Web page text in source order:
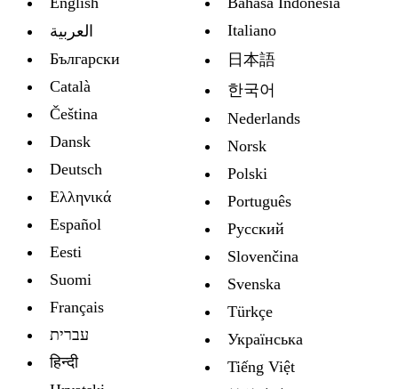
العربية
Български
Català
Čeština
Dansk
Deutsch
Ελληνικά
Español
Eesti
Suomi
Français
עברית
हिन्दी
Italiano
日本語
한국어
Nederlands
Norsk
Polski
Português
Русский
Slovenčina
Svenska
Türkçe
Украïнська
Tiếng Việt